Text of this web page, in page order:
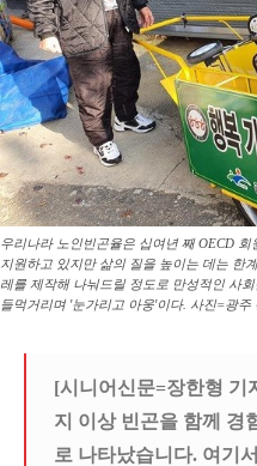
우리나라 노인빈곤율은 십여년 째 OECD
지원하고 있지만 삶의 질을 높이는 데는 한
레를 제작해 나눠드릴 정도로 만성적인 사
들먹거리며 '눈가리고 아웅'이다. 사진=광주
[시니어신문=장한형 기
지 이상 빈곤을 함께 경
로 나타났습니다. 여기